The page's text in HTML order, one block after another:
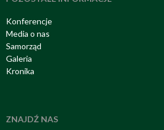
Konferencje
Media o nas
Samorząd
Galeria
Kronika
ZNAJDŹ NAS